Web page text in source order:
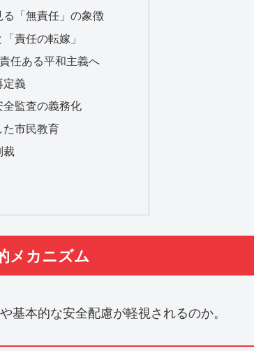
「無責任」の象徴
責任の転嫁」
任ある平和主義へ
義
監査の義務化
市民教育
メカニズム
本的な安全配慮が軽視されるのか。